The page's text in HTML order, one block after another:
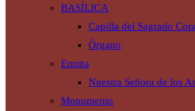
BASÍLICA
Capilla del Sagrado
Órgano
Ermita
Nuestra Señora de los
Monumento